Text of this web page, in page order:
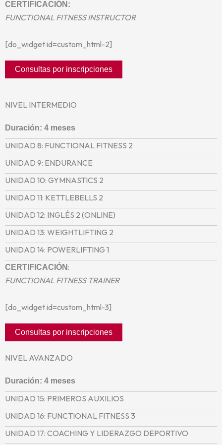
CERTIFICACIÓN:
FUNCTIONAL FITNESS INSTRUCTOR
[do_widget id=custom_html-2]
Consultas por inscripciones
NIVEL INTERMEDIO
Duración: 4 meses
UNIDAD 8: FUNCTIONAL FITNESS 2
UNIDAD 9: ENDURANCE
UNIDAD 10: GYMNASTICS 2
UNIDAD 11: KETTLEBELLS 2
UNIDAD 12: INGLÉS 2 (ONLINE)
UNIDAD 13: WEIGHTLIFTING 2
UNIDAD 14: POWERLIFTING 1
CERTIFICACIÓN:
FUNCTIONAL FITNESS TRAINER
[do_widget id=custom_html-3]
Consultas por inscripciones
NIVEL AVANZADO
Duración: 4 meses
UNIDAD 15: PRIMEROS AUXILIOS
UNIDAD 16: FUNCTIONAL FITNESS 3
UNIDAD 17: COACHING Y LIDERAZGO DEPORTIVO